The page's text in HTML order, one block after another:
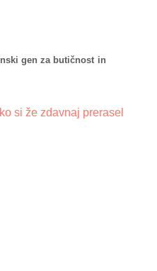
gen za butičnost in